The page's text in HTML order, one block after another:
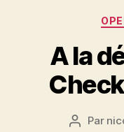
A la
Auteur
Par